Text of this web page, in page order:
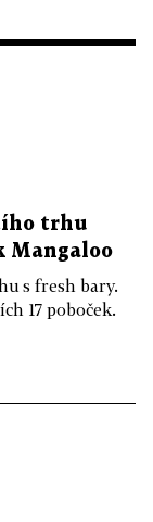
trhu
Mangaloo
s fresh bary.
17 poboček.